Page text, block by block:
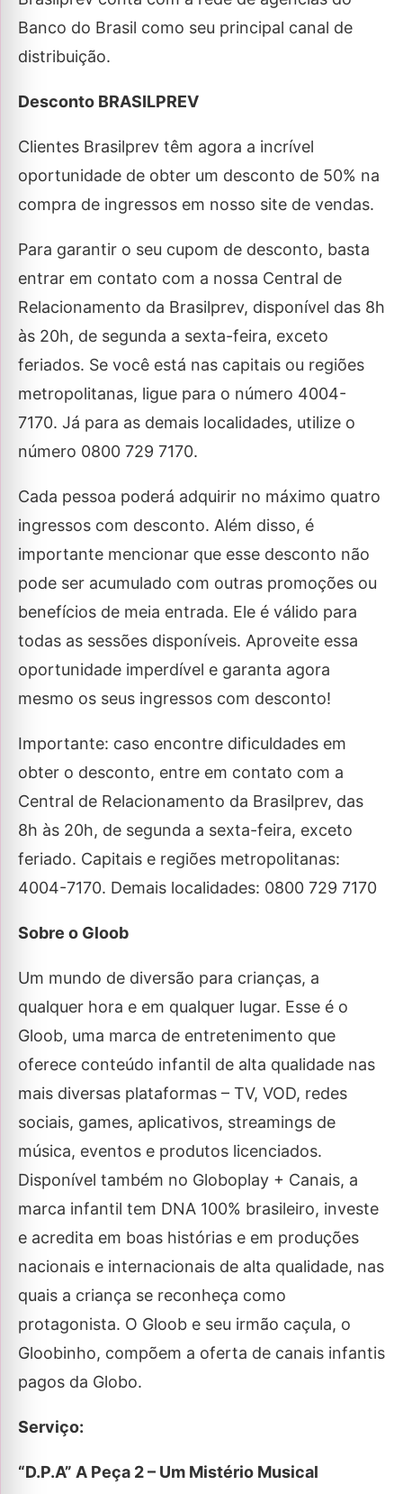
Banco do Brasil como seu principal canal de
distribuição.
Desconto BRASILPREV
Clientes Brasilprev têm agora a incrível
oportunidade de obter um desconto de 50% na
compra de ingressos em nosso site de vendas.
Para garantir o seu cupom de desconto, basta
entrar em contato com a nossa Central de
Relacionamento da Brasilprev, disponível das 8h
às 20h, de segunda a sexta-feira, exceto
feriados. Se você está nas capitais ou regiões
metropolitanas, ligue para o número 4004-
7170. Já para as demais localidades, utilize o
número 0800 729 7170.
Cada pessoa poderá adquirir no máximo quatro
ingressos com desconto. Além disso, é
importante mencionar que esse desconto não
pode ser acumulado com outras promoções ou
benefícios de meia entrada. Ele é válido para
todas as sessões disponíveis. Aproveite essa
oportunidade imperdível e garanta agora
mesmo os seus ingressos com desconto!
Importante: caso encontre dificuldades em
obter o desconto, entre em contato com a
Central de Relacionamento da Brasilprev, das
8h às 20h, de segunda a sexta-feira, exceto
feriado. Capitais e regiões metropolitanas:
4004-7170. Demais localidades: 0800 729 7170
Sobre o Gloob
Um mundo de diversão para crianças, a
qualquer hora e em qualquer lugar. Esse é o
Gloob, uma marca de entretenimento que
oferece conteúdo infantil de alta qualidade nas
mais diversas plataformas – TV, VOD, redes
sociais, games, aplicativos, streamings de
música, eventos e produtos licenciados.
Disponível também no Globoplay + Canais, a
marca infantil tem DNA 100% brasileiro, investe
e acredita em boas histórias e em produções
nacionais e internacionais de alta qualidade, nas
quais a criança se reconheça como
protagonista. O Gloob e seu irmão caçula, o
Gloobinho, compõem a oferta de canais infantis
pagos da Globo.
Serviço:
“D.P.A” A Peça 2 – Um Mistério Musical